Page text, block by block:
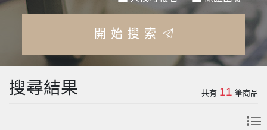
開始搜索
搜尋結果 共有 11 筆商品